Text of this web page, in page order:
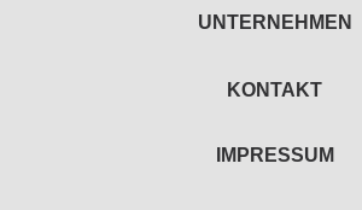
UNTERNEHMEN
KONTAKT
IMPRESSUM